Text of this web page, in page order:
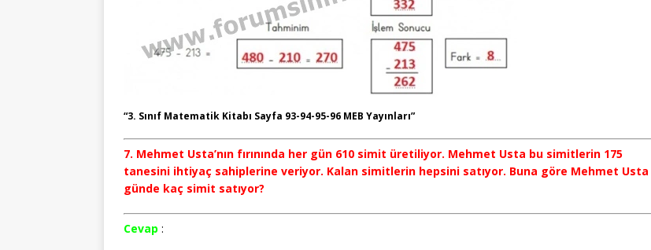
“3. Sınıf Matematik Kitabı Sayfa 93-94-95-96 MEB Yayınları”
7. Mehmet Usta’nın fırınında her gün 610 simit üretiliyor. Mehmet Usta bu simitlerin 175
tanesini ihtiyaç sahiplerine veriyor. Kalan simitlerin hepsini satıyor. Buna göre Mehmet Usta
günde kaç simit satıyor?
Cevap :